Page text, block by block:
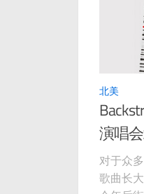
北美
演唱
对于众
歌曲长